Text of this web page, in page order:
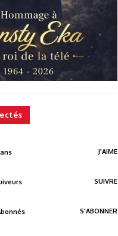
J'AIME
SUIVRE
S'ABONNER